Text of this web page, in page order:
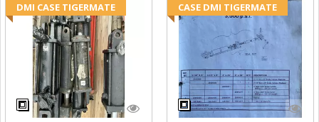
DMI CASE TIGERMATE CASE DMI TIGERMATE